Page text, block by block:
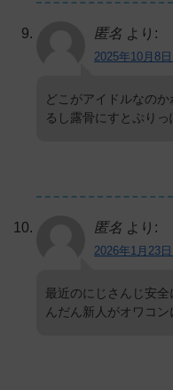
匿名 より:
2025年10月8
どこがアイドルなの
るし露骨にすとぷり
匿名 より:
2026年1月23
最近のにじさんじ安
んだん新人がオワコン